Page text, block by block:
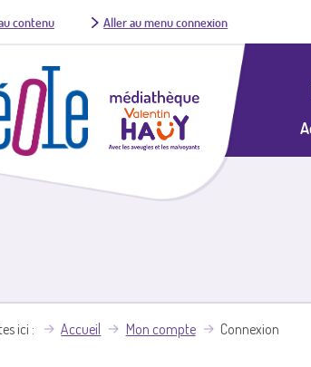
contenu Aller au menu connexion
ici Accueil Mon compte Connexion